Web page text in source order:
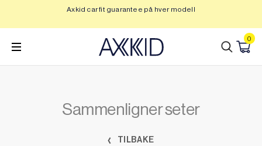
innhold
Axkid car fit guarantee på hver modell
0
Sammenligner seter
TILBAKE